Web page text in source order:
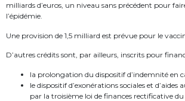
milliards d’euros, un niveau sans précédent pour
l’épidémie.
Une provision de 1,5 milliard est prévue pour le
D’autres crédits sont, par ailleurs, inscrits pour
la prolongation du dispositif d’indemnité en
le dispositif d’exonérations sociales et
par la troisième loi de finances rectificative